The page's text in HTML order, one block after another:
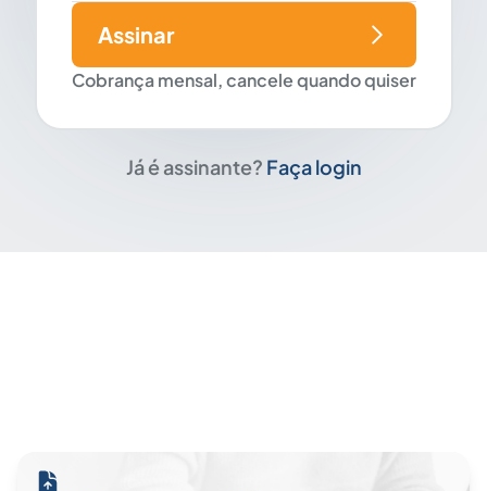
Cobrança mensal, cancele quando quiser
Assinar
Já é assinante? Faça login